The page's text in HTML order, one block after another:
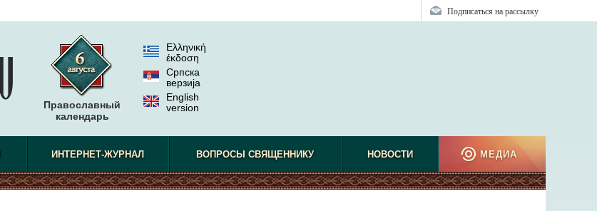
Подписаться на рассылку
Православный
календарь
Ελληνική
έκδοση
Српска
верзиjа
English
version
ИНТЕРНЕТ-ЖУРНАЛ ВОПРОСЫ СВЯЩЕННИКУ НОВОСТИ МЕДИА